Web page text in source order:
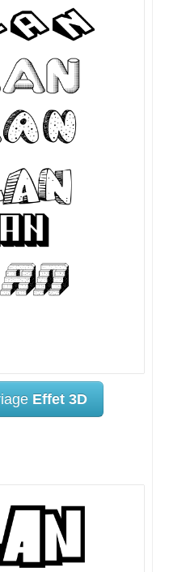
Effet 3D